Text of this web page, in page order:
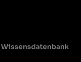
Wissensdatenbank